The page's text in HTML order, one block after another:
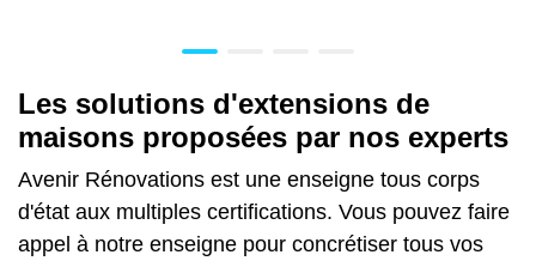
Les solutions d'extensions de
maisons proposées par nos experts
Avenir Rénovations est une enseigne tous corps
d'état aux multiples certifications. Vous pouvez faire
appel à notre enseigne pour concrétiser tous vos